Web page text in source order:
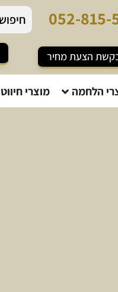
052-815-
הצעת מחיר
הלחמה מוצרי חיווט